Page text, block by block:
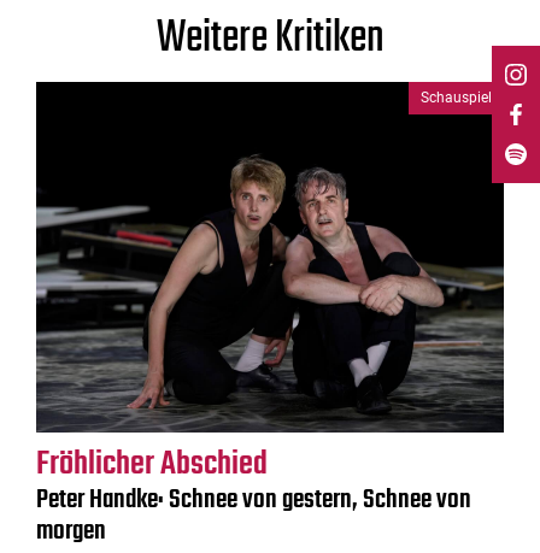
Weitere Kritiken
Schauspiel
Fröhlicher Abschied
Peter Handke: Schnee von gestern, Schnee von
morgen